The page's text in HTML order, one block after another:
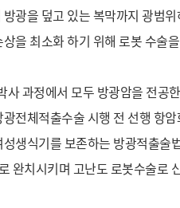
광을 덮고 있는 복막까지 광범
을 최소화 하기 위해 로봇 수술
사 과정에서 모두 방광암을 전공
전체적출수술 시행 전 선행 항
생식기를 보존하는 방광적출
완치시키며 고난도 로봇수술로